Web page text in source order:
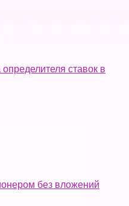
ставок в
без вложений